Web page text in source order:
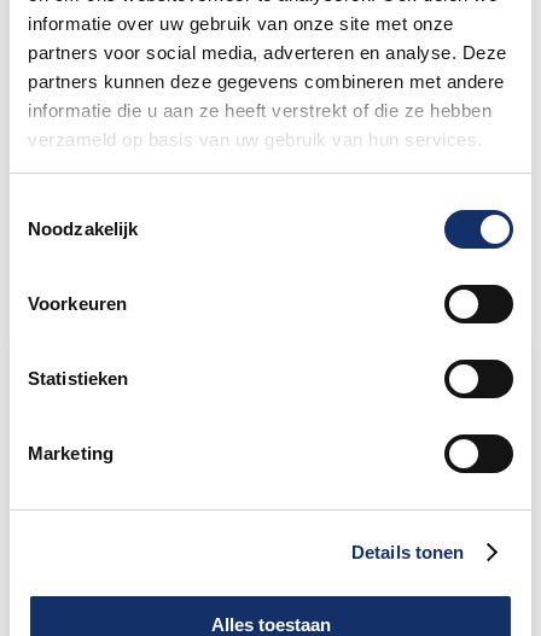
informatie over uw gebruik van onze site met onze
partners voor social media, adverteren en analyse. Deze
partners kunnen deze gegevens combineren met andere
informatie die u aan ze heeft verstrekt of die ze hebben
verzameld op basis van uw gebruik van hun services.
Noodzakelijk
Voorkeuren
Statistieken
Marketing
Details tonen
Alles toestaan
Mooiste 2026
27 mei 2026
Nieuw betaalsysteem op het
festivalterrein
27 mei 2026
Limburgs Mooiste Nieuws